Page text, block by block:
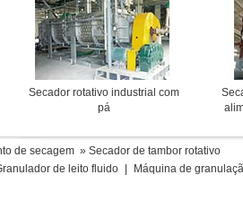
Secador rotativo industrial com
pá
de secagem » Secador de tambor rotativo
de leito fluido Máquina de